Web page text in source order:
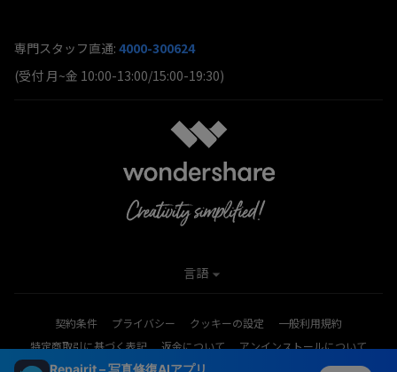
Repairit – 写真修復AIアプリ
専門スタッフ直通: 4000-300624
(受付 月~金 10:00-13:00/15:00-19:30)
契約条件 プライバシー クッキーの設定
一般利用規約
特定商取引に基づく表記
返金について
アンインストールについて
言語